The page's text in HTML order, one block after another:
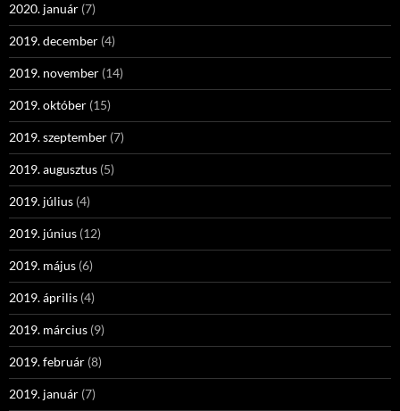
2020. január (7)
2019. december (4)
2019. november (14)
2019. október (15)
2019. szeptember (7)
2019. augusztus (5)
2019. július (4)
2019. június (12)
2019. május (6)
2019. április (4)
2019. március (9)
2019. február (8)
2019. január (7)